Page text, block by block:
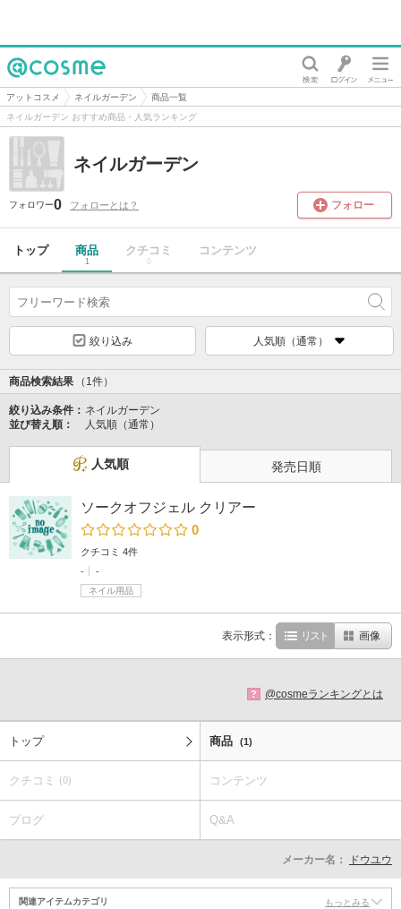
@cosme
アットコスメ ネイルガーデン
商品一覧
ネイルガーデン おすすめ商品・人気ランキング
ネイルガーデン
フォロワー0 フォローとは？ フォロー
トップ 商品
1
クチコミ
0
コンテンツ
絞り込み 人気順（通常）
商品検索結果 （1件）
絞り込み条件： ネイルガーデン
並び替え順：
人気順（通常）
人気順 発売日順
ソークオフジェル クリアー
0
クチコミ 4件
-
-
ネイル用品
表示形式： リスト 画像
? @cosmeランキングとは
トップ 商品 (1)
クチコミ (0) コンテンツ
ブログ Q&A
メーカー名： ドウユウ
関連アイテムカテゴリ もっとみる